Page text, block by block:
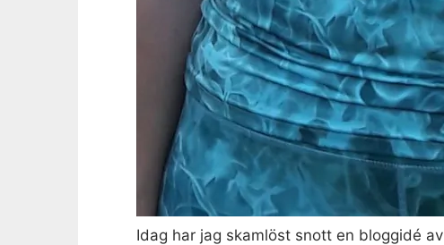
Idag har jag skamlöst snott en bloggidé av